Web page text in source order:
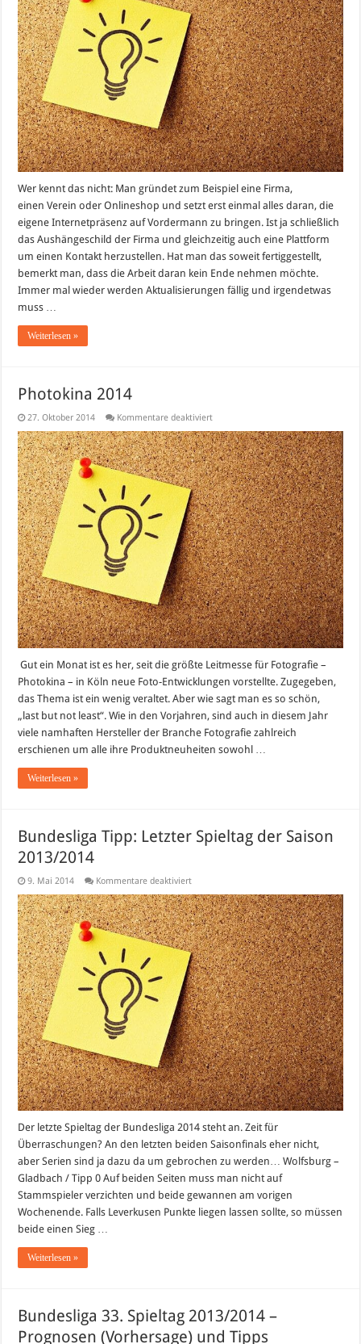
Wer kennt das nicht: Man gründet zum Beispiel eine Firma,
einen Verein oder Onlineshop und setzt erst einmal alles daran, die
eigene Internetpräsenz auf Vordermann zu bringen. Ist ja schließlich
das Aushängeschild der Firma und gleichzeitig auch eine Plattform
um einen Kontakt herzustellen. Hat man das soweit fertiggestellt,
bemerkt man, dass die Arbeit daran kein Ende nehmen möchte.
Immer mal wieder werden Aktualisierungen fällig und irgendetwas
muss …
Weiterlesen »
Photokina 2014
27. Oktober 2014 Kommentare deaktiviertfür
2014
Gut ein Monat ist es her, seit die größte Leitmesse für Fotografie –
Photokina – in Köln neue Foto-Entwicklungen vorstellte. Zugegeben,
das Thema ist ein wenig veraltet. Aber wie sagt man es so schön,
„last but not least“. Wie in den Vorjahren, sind auch in diesem Jahr
viele namhaften Hersteller der Branche Fotografie zahlreich
erschienen um alle ihre Produktneuheiten sowohl …
Weiterlesen »
Bundesliga Tipp: Letzter Spieltag der Saison
2013/2014
9. Mai 2014 Kommentare deaktiviertfür
Tipp:
Letzter
Spieltag
der
Saison
2013/2014
Der letzte Spieltag der Bundesliga 2014 steht an. Zeit für
Überraschungen? An den letzten beiden Saisonfinals eher nicht,
aber Serien sind ja dazu da um gebrochen zu werden… Wolfsburg –
Gladbach / Tipp 0 Auf beiden Seiten muss man nicht auf
Stammspieler verzichten und beide gewannen am vorigen
Wochenende. Falls Leverkusen Punkte liegen lassen sollte, so müssen
beide einen Sieg …
Weiterlesen »
Bundesliga 33. Spieltag 2013/2014 –
Prognosen (Vorhersage) und Tipps